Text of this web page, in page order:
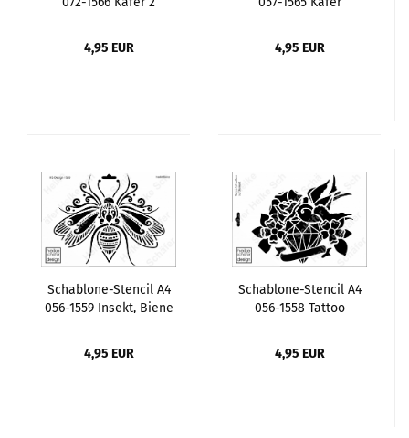
4,95 EUR 4,95 EUR
Schablone-Stencil A4
056-1559 Insekt, Biene
4,95 EUR
Schablone-Stencil A4
056-1558 Tattoo
4,95 EUR